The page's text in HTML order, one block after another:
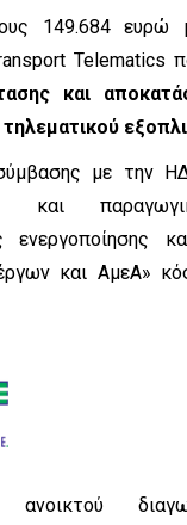
149.684
Telematics
και
με την
και
ενεργοποίησης
και ΑμεΑ»
ανοικτού